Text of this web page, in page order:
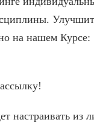
на нашем Курсе:
настраивать из